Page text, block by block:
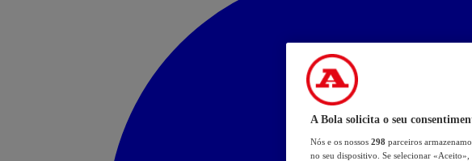
A Bola solicita o seu
Nós e os nossos 298 parceiros
no seu dispositivo. Se selecionar